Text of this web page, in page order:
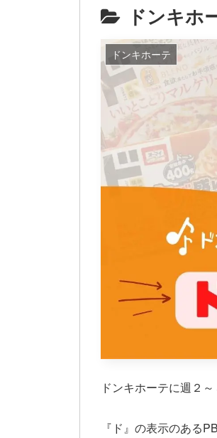
ドンキホ
ドンキホーテ
ドンキホーテに週２
『ド』の表示のある